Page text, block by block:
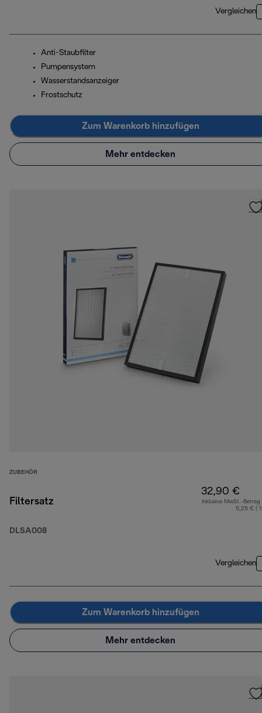
Vergleichen
Anti-Staubfilter
Pumpensystem
Wasserstandsanzeiger
Frostschutz
Zum Warenkorb hinzufügen
Mehr entdecken
ZUBEHÖR
Filtersatz
DLSA008
32,90 €
Inklusive MwSt.-Betrag
5,25 € (
Vergleichen
Zum Warenkorb hinzufügen
Mehr entdecken